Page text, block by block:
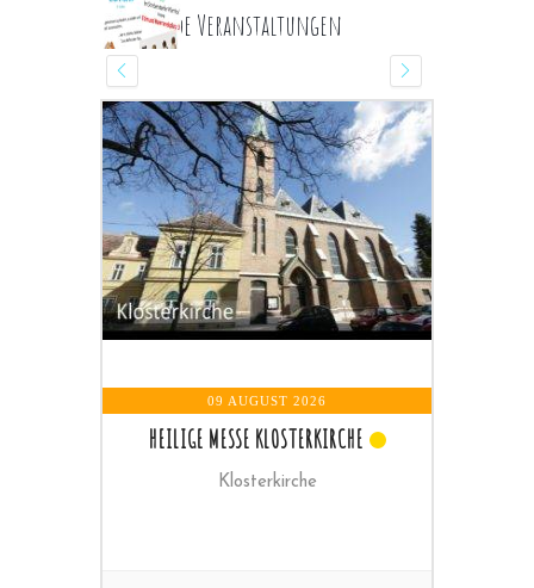
Kommende Veranstaltungen
09 AUGUST 2026
HEILIGE MESSE
Pfarrkirche